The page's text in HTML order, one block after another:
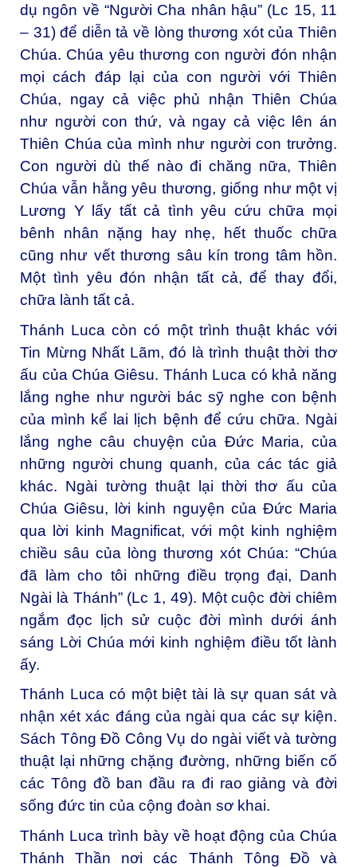
dụ ngôn về “Người Cha nhân hậu” (Lc 15, 11
– 31) để diễn tả về lòng thương xót của Thiên
Chúa. Chúa yêu thương con người đón nhận
mọi cách đáp lại của con người với Thiên
Chúa, ngay cả việc phủ nhận Thiên Chúa
như người con thứ, và ngay cả việc lên án
Thiên Chúa của mình như người con trưởng.
Con người dù thế nào đi chăng nữa, Thiên
Chúa vẫn hằng yêu thương, giống như một vị
Lương Y lấy tất cả tình yêu cứu chữa mọi
bênh nhân nặng hay nhẹ, hết thuốc chữa
cũng như vết thương sâu kín trong tâm hồn.
Một tình yêu đón nhận tất cả, để thay đổi,
chữa lành tất cả.
Thánh Luca còn có một trình thuật khác với
Tin Mừng Nhất Lãm, đó là trình thuật thời thơ
ấu của Chúa Giêsu. Thánh Luca có khả năng
lắng nghe như người bác sỹ nghe con bệnh
của mình kể lai lịch bệnh để cứu chữa. Ngài
lắng nghe câu chuyện của Đức Maria, của
những người chung quanh, của các tác giả
khác. Ngài tường thuật lại thời thơ ấu của
Chúa Giêsu, lời kinh nguyện của Đức Maria
qua lời kinh Magnificat, với một kinh nghiệm
chiều sâu của lòng thương xót Chúa: “Chúa
đã làm cho tôi những điều trọng đại, Danh
Ngài là Thánh” (Lc 1, 49). Một cuộc đời chiêm
ngắm đọc lịch sử cuộc đời mình dưới ánh
sáng Lời Chúa mới kinh nghiệm điều tốt lành
ấy.
Thánh Luca có một biệt tài là sự quan sát và
nhận xét xác đáng của ngài qua các sự kiện.
Sách Tông Đồ Công Vụ do ngài viết và tường
thuật lại những chặng đường, những biến cố
các Tông đồ ban đầu ra đi rao giảng và đời
sống đức tin của cộng đoàn sơ khai.
Thánh Luca trình bày về hoạt động của Chúa
Thánh Thần nơi các Thánh Tông Đồ và